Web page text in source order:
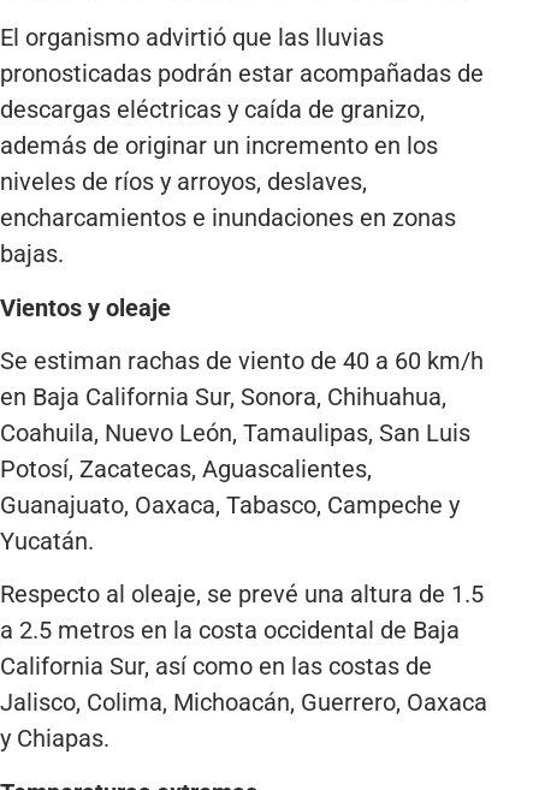
El organismo advirtió que las lluvias
pronosticadas podrán estar acompañadas de
descargas eléctricas y caída de granizo,
además de originar un incremento en los
niveles de ríos y arroyos, deslaves,
encharcamientos e inundaciones en zonas
bajas.
Vientos y oleaje
Se estiman rachas de viento de 40 a 60 km/h
en Baja California Sur, Sonora, Chihuahua,
Coahuila, Nuevo León, Tamaulipas, San Luis
Potosí, Zacatecas, Aguascalientes,
Guanajuato, Oaxaca, Tabasco, Campeche y
Yucatán.
Respecto al oleaje, se prevé una altura de 1.5
a 2.5 metros en la costa occidental de Baja
California Sur, así como en las costas de
Jalisco, Colima, Michoacán, Guerrero, Oaxaca
y Chiapas.